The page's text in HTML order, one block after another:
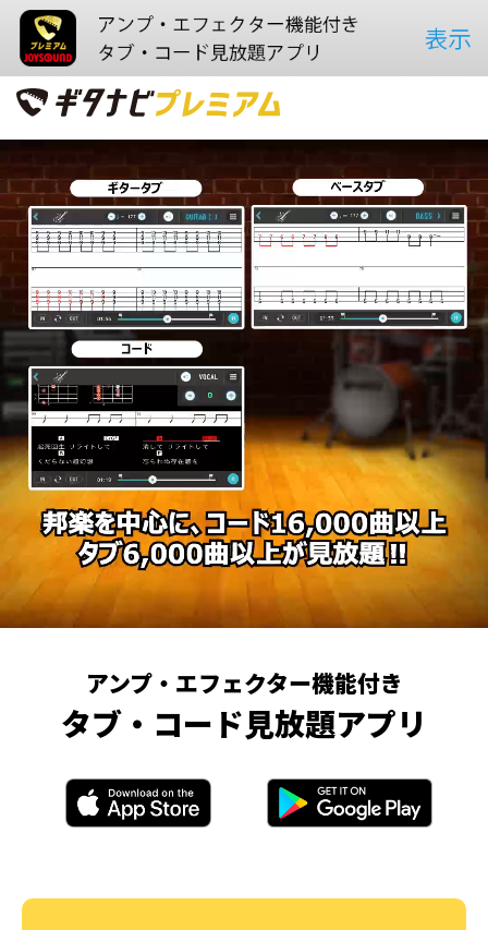
アンプ・エフェクター機能付き
タブ・コード見放題アプリ